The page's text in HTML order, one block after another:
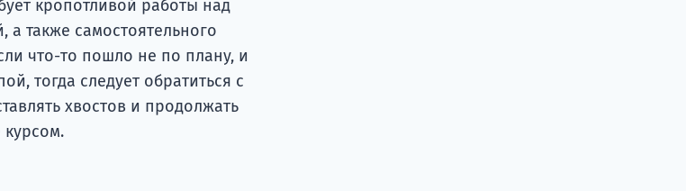
кропотливой работы над
также самостоятельного
что-то пошло не по плану, и
тогда следует обратиться с
хвостов и продолжать